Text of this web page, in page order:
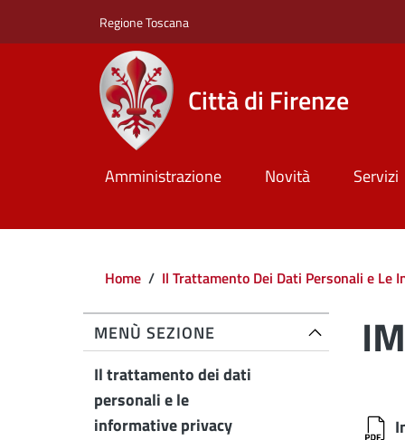
Regione Toscana
Città di Firenze
Amministrazione Novità Servizi
Briciole di pane
Home / Il Trattamento Dei Dati Personali e Le
MENÙ SEZIONE
Il trattamento dei dati
personali e le
informative privacy